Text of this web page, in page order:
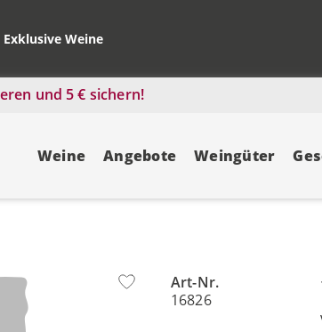
Exklusive Weine
und 5 € sichern!
Weine Angebote Weingüter
Art-Nr.
16826